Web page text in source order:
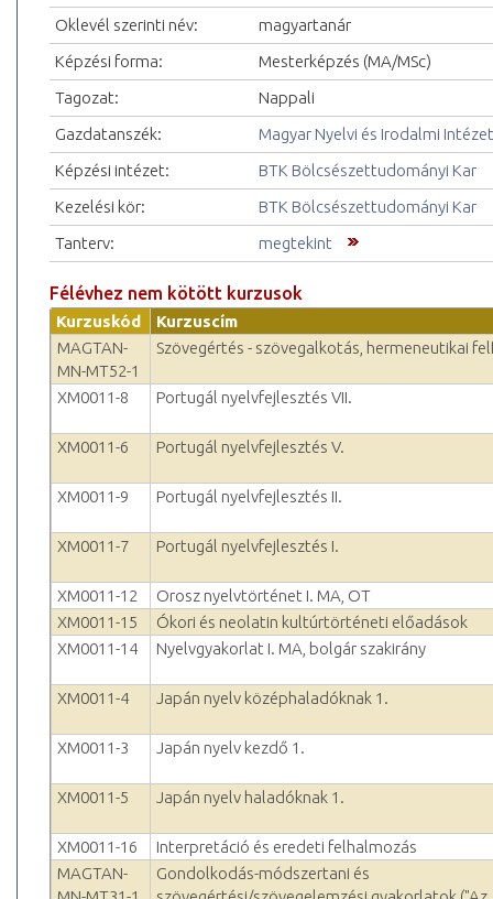
Oklevél szerinti név:
magyartanár
Képzési forma:
Mesterképzés (MA/MSc)
Tagozat:
Nappali
Gazdatanszék:
Magyar Nyelvi és Irodalmi Intézet
Képzési intézet:
BTK Bölcsészettudományi Kar
Kezelési kör:
BTK Bölcsészettudományi Kar
Tanterv:
megtekint
Félévhez nem kötött kurzusok
Kurzuskód
Kurzuscím
MAGTAN-
MN-MT52-1
Szövegértés - szövegalkotás, hermeneutikai
XM0011-8 Portugál nyelvfejlesztés VII.
XM0011-6 Portugál nyelvfejlesztés V.
XM0011-9 Portugál nyelvfejlesztés II.
XM0011-7 Portugál nyelvfejlesztés I.
XM0011-12
Orosz nyelvtörténet I. MA, OT
XM0011-15
Ókori és neolatin kultúrtörténeti előadások
XM0011-14
Nyelvgyakorlat I. MA, bolgár szakirány
XM0011-4 Japán nyelv középhaladóknak 1.
XM0011-3 Japán nyelv kezdő 1.
XM0011-5 Japán nyelv haladóknak 1.
XM0011-16
Interpretáció és eredeti felhalmozás
MAGTAN-
Gondolkodás-módszertani és